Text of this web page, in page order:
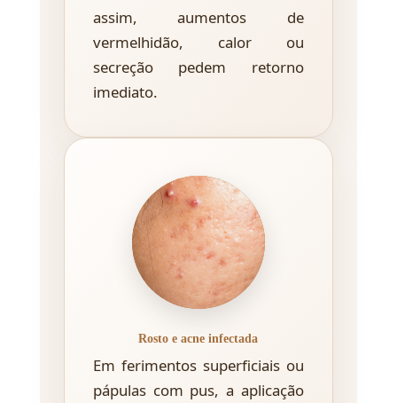
assim, aumentos de
vermelhidão, calor ou
secreção pedem retorno
imediato.
Rosto e acne infectada
Em ferimentos superficiais ou
pápulas com pus, a aplicação